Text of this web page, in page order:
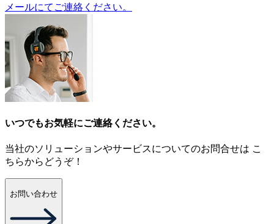
メールにてご連絡ください。
いつでもお気軽にご連絡ください。
当社のソリューションやサービスについてのお問合せは こ
ちらからどうぞ！
お問い合わせ